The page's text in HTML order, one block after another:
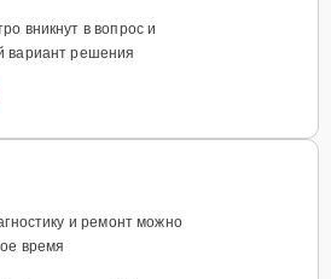
вникнут в вопрос и
вариант решения
и ремонт можно
время